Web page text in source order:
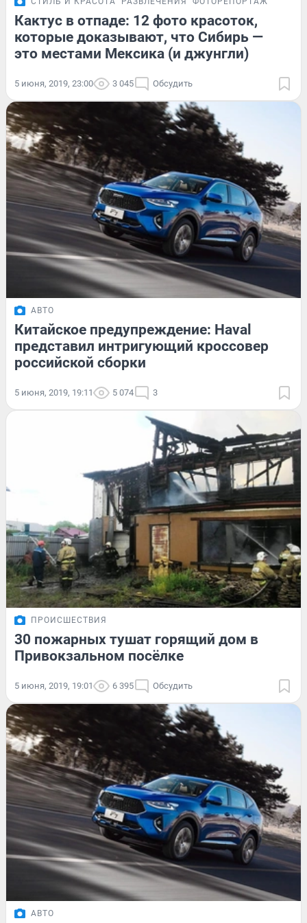
Кактус в отпаде: 12 фото красоток,
которые доказывают, что Сибирь —
это местами Мексика (и джунгли)
5 июня, 2019, 23:00 3 045 Обсудить
АВТО
Китайское предупреждение: Haval
представил интригующий кроссовер
российской сборки
5 июня, 2019, 19:11 5 074 3
ПРОИСШЕСТВИЯ
30 пожарных тушат горящий дом в
Привокзальном посёлке
5 июня, 2019, 19:01 6 395 Обсудить
АВТО